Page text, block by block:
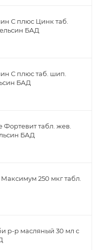
С плюс Цинк таб.
БАД
С плюс таб. шип.
БАД
Фортевит табл. жев.
БАД
250 мкг табл.
р-р масляный 30 мл с